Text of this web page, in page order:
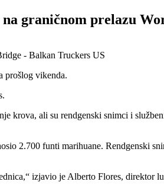
graničnom prelazu
prošlog vikenda.
krova, ali su rendgenski snimci i
2.700 funti marihuane. Rendgenski
izjavio je Alberto Flores, direktor